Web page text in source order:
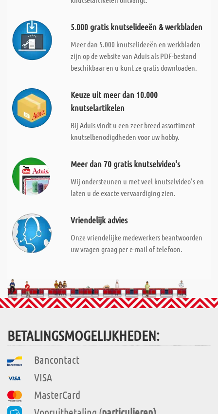
5.000 gratis knutselideeën & werkbladen
Meer dan 5.000 knutselideeën en werkbladen
zijn op de website van Aduis als PDF-bestand
beschikbaar en u kunt ze gratis downloaden.
Keuze uit meer dan 10.000
knutselartikelen
Bij Aduis vindt u een zeer breed assortiment
knutselbenodigdheden voor uw hobby.
Meer dan 70 gratis knutselvideo's
Wij ondersteunen u met veel knutselvideo's en
laten u de exacte vervaardiging zien.
Vriendelijk advies
Onze vriendelijke medewerkers beantwoorden
uw vragen graag per e-mail of telefoon.
BETALINGSMOGELIJKHEDEN:
Bancontact
VISA
MasterCard